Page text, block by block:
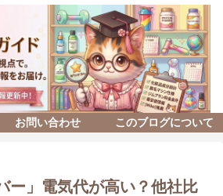
お問い合わせ このブログについて
ー」電気代が高い？他社比